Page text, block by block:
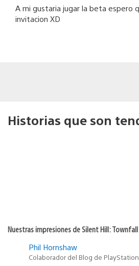
A mi gustaria jugar la beta espero
invitacion XD
Historias que son
Nuestras impresiones de Silent Hill: Townfall
Phil Hornshaw
Colaborador del Blog de PlayStation